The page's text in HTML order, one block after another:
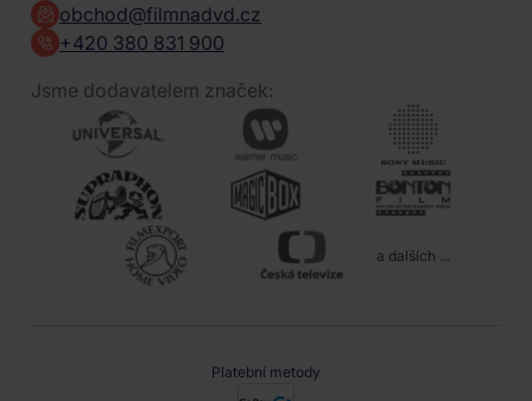
obchod@filmnadvd.cz
+420 380 831 900
Jsme dodavatelem značek:
a dalších ...
Platební metody